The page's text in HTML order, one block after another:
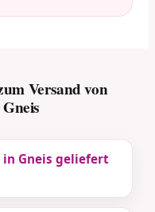
Versand von
in Gneis geliefert